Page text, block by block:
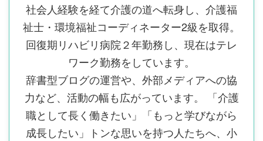
社会人経験を経て介護の道へ転身し、介護福
祉士・環境福祉コーディネーター2級を取得。
回復期リハビリ病院２年勤務し、現在はテレ
ワーク勤務をしています。
辞書型ブログの運営や、外部メディアへの協
力など、活動の幅も広がっています。 「介護
職として長く働きたい」「もっと学びながら
成長したい」トンな思いを持つ人たちへ、小